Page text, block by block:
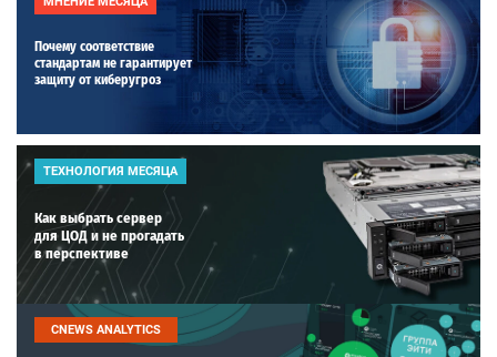
Почему соответствие
стандартам не гарантирует
защиту от киберугроз
ТЕХНОЛОГИЯ МЕСЯЦА
Как выбрать сервер
для ЦОД и не прогадать
в перспективе
CNEWS ANALYTICS